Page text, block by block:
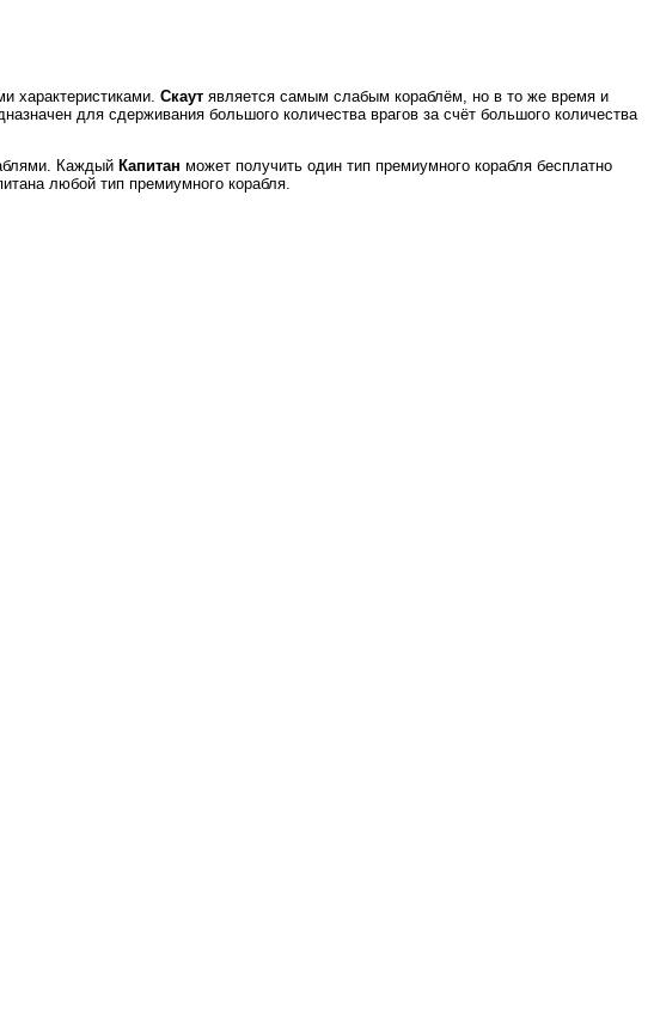
характеристиками. Скаут является самым слабым кораблём, но в то же время и
для сдерживания большого количества врагов за счёт большого количества
Каждый Капитан может получить один тип премиумного корабля бесплатно
любой тип премиумного корабля.